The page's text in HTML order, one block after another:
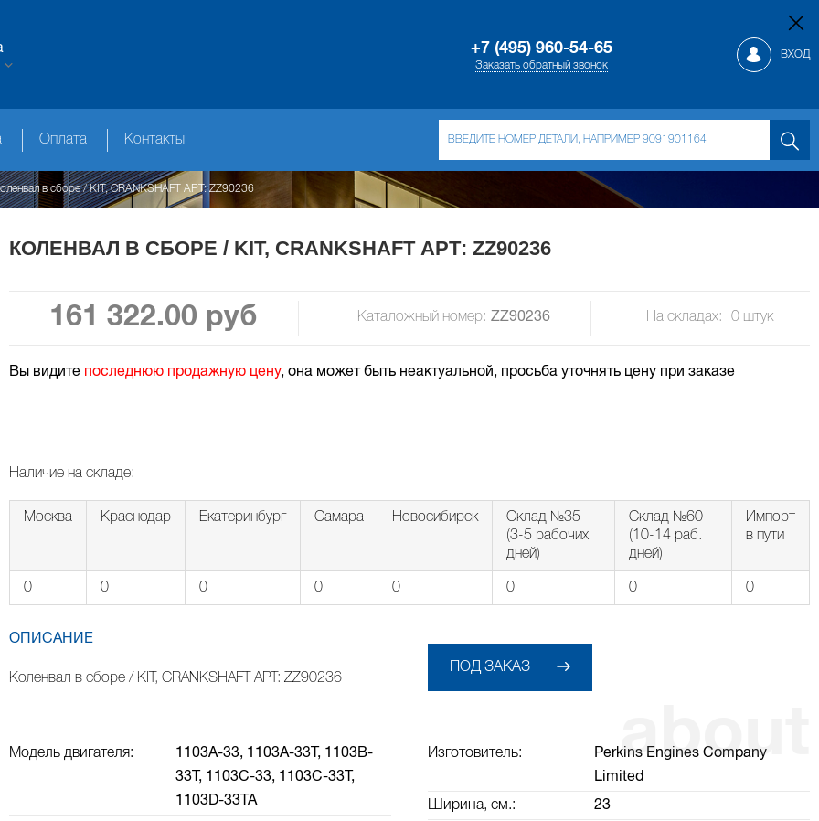
+7 (495) 960-54-65
Заказать обратный звонок
ВХОД
Оплата Контакты
в сборе / KIT, CRANKSHAFT АРТ: ZZ90236
КОЛЕНВАЛ В СБОРЕ / KIT, CRANKSHAFT АРТ: ZZ90236
161 322.00 руб Каталожный номер: ZZ90236 На складах: 0 штук
Вы видите последнюю продажную цену, она может быть неактуальной, просьба уточнять цену при заказе
Наличие на складе:
Москва Краснодар Екатеринбург Самара Новосибирск
Склад №35
(3-5 рабочих
дней)
Склад №60
(10-14 раб.
дней)
Импорт
в пути
0 0 0 0 0 0 0 0
ОПИСАНИЕ
Коленвал в сборе / KIT, CRANKSHAFT АРТ: ZZ90236
ПОД ЗАКАЗ
Модель двигателя: 1103A-33, 1103A-33T, 1103B-
33Т, 1103С-33, 1103С-33Т,
1103D-33TA
Изготовитель:
Perkins Engines Company
Limited
Ширина, см.: 23